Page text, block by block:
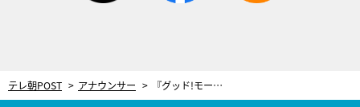
テレ朝POST アナウンサー 『グッド!モーニング』森山みなみアナ、成人式の艶やかな振袖姿を披露！